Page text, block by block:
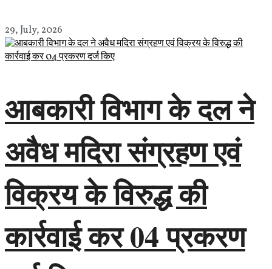
29, July, 2026
आबकारी विभाग के दल ने
अवैध मदिरा संग्रहण एवं
विक्रय के विरुद्ध की
कार्रवाई कर 04 प्रकरण